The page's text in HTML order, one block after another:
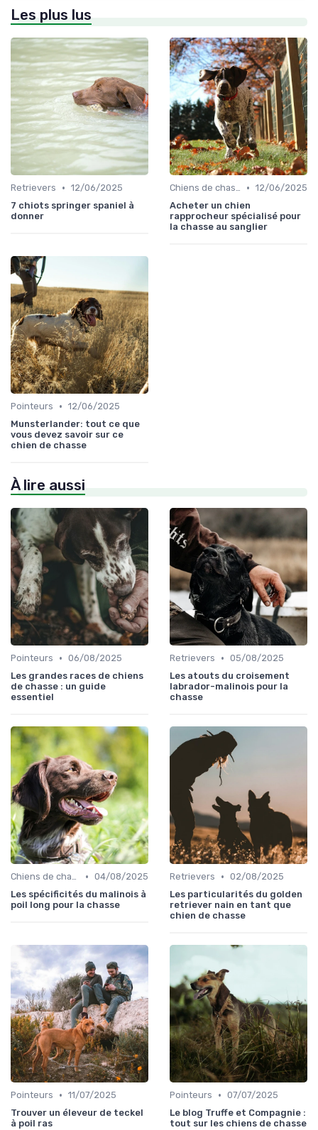
Les plus lus
Retrievers • 12/06/2025
7 chiots springer spaniel à
donner
Chiens de chasse au sanglier • 12/06/2025
Acheter un chien
rapprocheur spécialisé pour
la chasse au sanglier
Pointeurs • 12/06/2025
Munsterlander: tout ce que
vous devez savoir sur ce
chien de chasse
À lire aussi
Pointeurs • 06/08/2025
Les grandes races de chiens
de chasse : un guide
essentiel
Retrievers • 05/08/2025
Les atouts du croisement
labrador-malinois pour la
chasse
Chiens de chasse au sanglier • 04/08/2025
Les spécificités du malinois à
poil long pour la chasse
Retrievers • 02/08/2025
Les particularités du golden
retriever nain en tant que
chien de chasse
Pointeurs • 11/07/2025
Trouver un éleveur de teckel
à poil ras
Pointeurs • 07/07/2025
Le blog Truffe et Compagnie :
tout sur les chiens de chasse